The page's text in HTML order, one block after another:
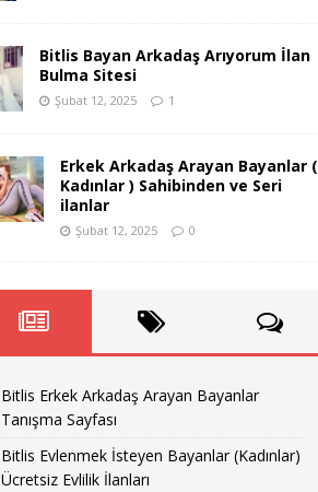
Bitlis Bayan Arkadaş Arıyorum İlan
Bulma Sitesi
Şubat 12, 2025 1
Erkek Arkadaş Arayan Bayanlar (
Kadınlar ) Sahibinden ve Seri
ilanlar
Şubat 12, 2025 0
Bitlis Erkek Arkadaş Arayan Bayanlar
Tanışma Sayfası
Bitlis Evlenmek İsteyen Bayanlar (Kadınlar)
Ücretsiz Evlilik İlanları